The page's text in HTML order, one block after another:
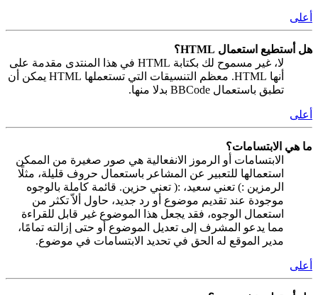
أعلى
هل أستطيع استعمال HTML؟
لا، غير مسموح لك بكتابة HTML في هذا المنتدى مقدمة على
أنها HTML. معظم التنسيقات التي تستعملها HTML يمكن أن
تطبق باستعمال BBCode بدلا منها.
أعلى
ما هي الابتسامات؟
الابتسامات أو الرموز الانفعالية هي صور صغيرة من الممكن
استعمالها للتعبير عن المشاعر باستعمال حروف قليلة، مثلًا
الرمزين :) تعني سعيد، :( تعني حزين. قائمة كاملة بالوجوه
موجودة عند تقديم موضوع أو رد جديد، حاول ألاّ تكثر من
استعمال الوجوه، فقد يجعل هذا الموضوع غير قابل للقراءة
مما يدعو المشرف إلى تعديل الموضوع أو حتى إزالته تمامًا،
مدير الموقع له الحق في تحديد الابتسامات في موضوع.
أعلى